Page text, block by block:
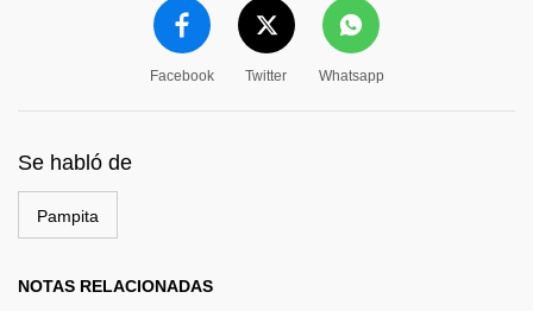
Facebook Twitter Whatsapp
Se habló de
Pampita
NOTAS RELACIONADAS